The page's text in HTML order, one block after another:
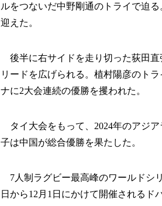
ルをつないだ中野剛通のトライで迫
迎えた。
後半に右サイドを走り切った荻田直
リードを広げられる。植村陽彦のト
ナに2大会連続の優勝を攫われた。
タイ大会をもって、2024年のアジ
子は中国が総合優勝を果たした。
7人制ラグビー最高峰のワールドシ
日から12月1日にかけて開催されるド